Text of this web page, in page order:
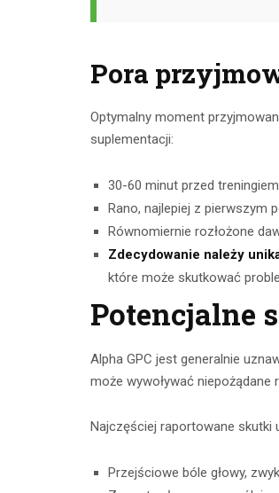
Pora
Optymalny moment
suplementacji:
30-60 minut przed
Rano, najlepiej z pierwszym
Równomiernie rozłożone
Zdecydowanie należy
które może skutkować
Potencjalne
Alpha GPC jest generalnie
może wywoływać
Najczęściej raportowane skutki
Przejściowe bóle głowy,